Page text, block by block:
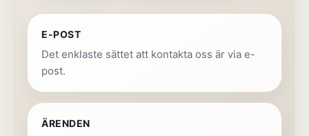
E-POST
Det enklaste sättet att kontakta oss är via e-
post.
ÄRENDEN